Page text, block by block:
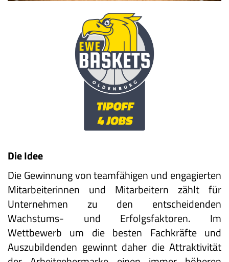
Die Idee
Die Gewinnung von teamfähigen und engagierten
Mitarbeiterinnen und Mitarbeitern zählt für
Unternehmen zu den entscheidenden
Wachstums- und Erfolgsfaktoren. Im
Wettbewerb um die besten Fachkräfte und
Auszubildenden gewinnt daher die Attraktivität